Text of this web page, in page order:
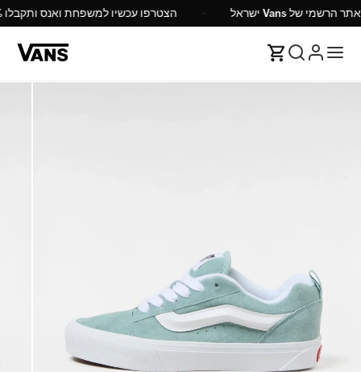
האתר הרשמי של Vans ישראל הצטרפו עכשיו למשפחת ואנס ותקבלו 10%